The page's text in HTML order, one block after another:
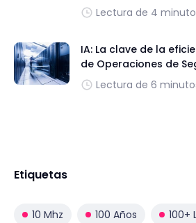
Lectura de 4
IA: La clave de la
de Operaciones de
Lectura de 6
Etiquetas
10 Mhz 100 Años 100+